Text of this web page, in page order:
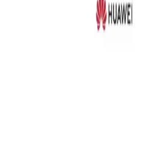
Fi 6 teknolojisiyle yüksek hız ve
kurulum ve güvenlik özellikleriyle
detaylar sunuyoruz. Güncel